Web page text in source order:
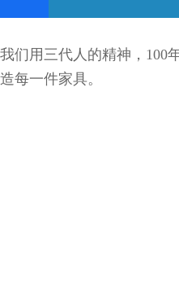
我们用三代人的精神，100
造每一件家具。